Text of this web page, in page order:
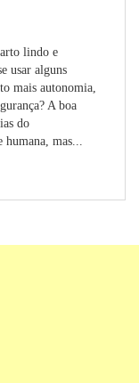
lindo e
usar alguns
mais autonomia,
A boa
do
humana, mas...